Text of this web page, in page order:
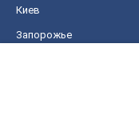
Киев
Запорожье